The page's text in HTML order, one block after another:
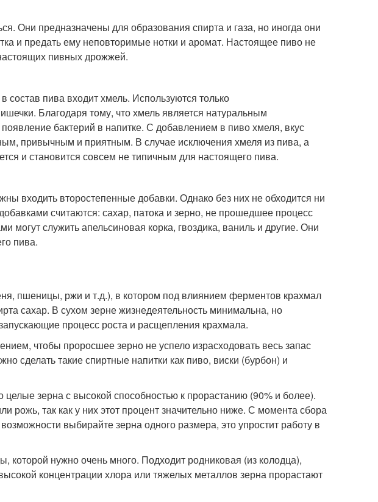
Они предназначены для образования спирта и газа, но иногда они
и предать ему неповторимые нотки и аромат. Настоящее пиво не
пивных дрожжей.
пива входит хмель. Используются только
Благодаря тому, что хмель является натуральным
бактерий в напитке. С добавлением в пиво хмеля, вкус
привычным и приятным. В случае исключения хмеля из пива, а
и становится совсем не типичным для настоящего пива.
входить второстепенные добавки. Однако без них не обходится ни
считаются: сахар, патока и зерно, не прошедшее процесс
служить апельсиновая корка, гвоздика, ваниль и другие. Они
пива.
пшеницы, ржи и т.д.), в котором под влиянием ферментов крахмал
сахар. В сухом зерне жизнедеятельность минимальна, но
процесс роста и расщепления крахмала.
чтобы проросшее зерно не успело израсходовать весь запас
сделать такие спиртные напитки как пиво, виски (бурбон) и
целые зерна с высокой способностью к прорастанию (90% и более).
рожь, так как у них этот процент значительно ниже. С момента сбора
выбирайте зерна одного размера, это упростит работу в
которой нужно очень много. Подходит родниковая (из колодца),
концентрации хлора или тяжелых металлов зерна прорастают